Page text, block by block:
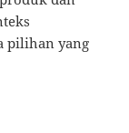
pilihan yang